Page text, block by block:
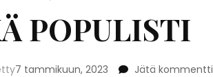
POPULISTI
7 tammikuun, 2023 Jätä kommentti